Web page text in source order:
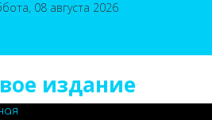
08 августа 2026